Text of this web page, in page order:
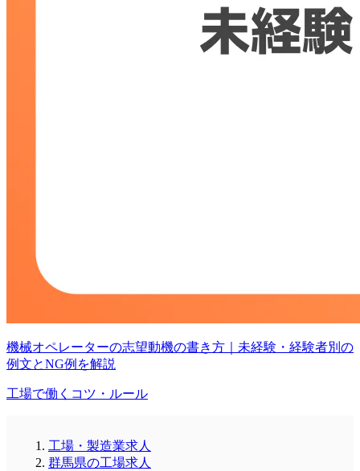
機械オペレーターの志望動機の書き方｜未経験・経験者別の
例文とNG例を解説
工場で働くコツ・ルール
工場・製造業求人
群馬県の工場求人